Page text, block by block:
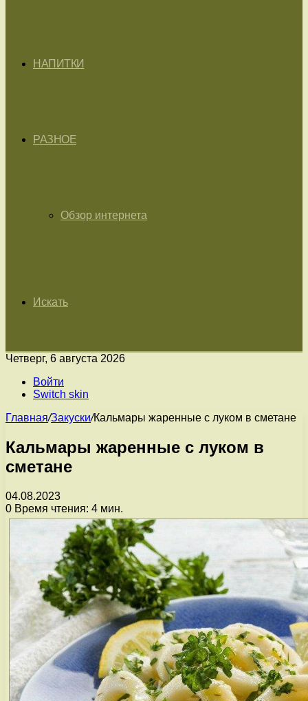
НАПИТКИ
РАЗНОЕ
Обзор интернета
Искать
Четверг, 6 августа 2026
Войти
Switch skin
Главная/Закуски/Кальмары жаренные с луком в сметане
Кальмары жаренные с луком в
сметане
04.08.2023
0 Время чтения: 4 мин.